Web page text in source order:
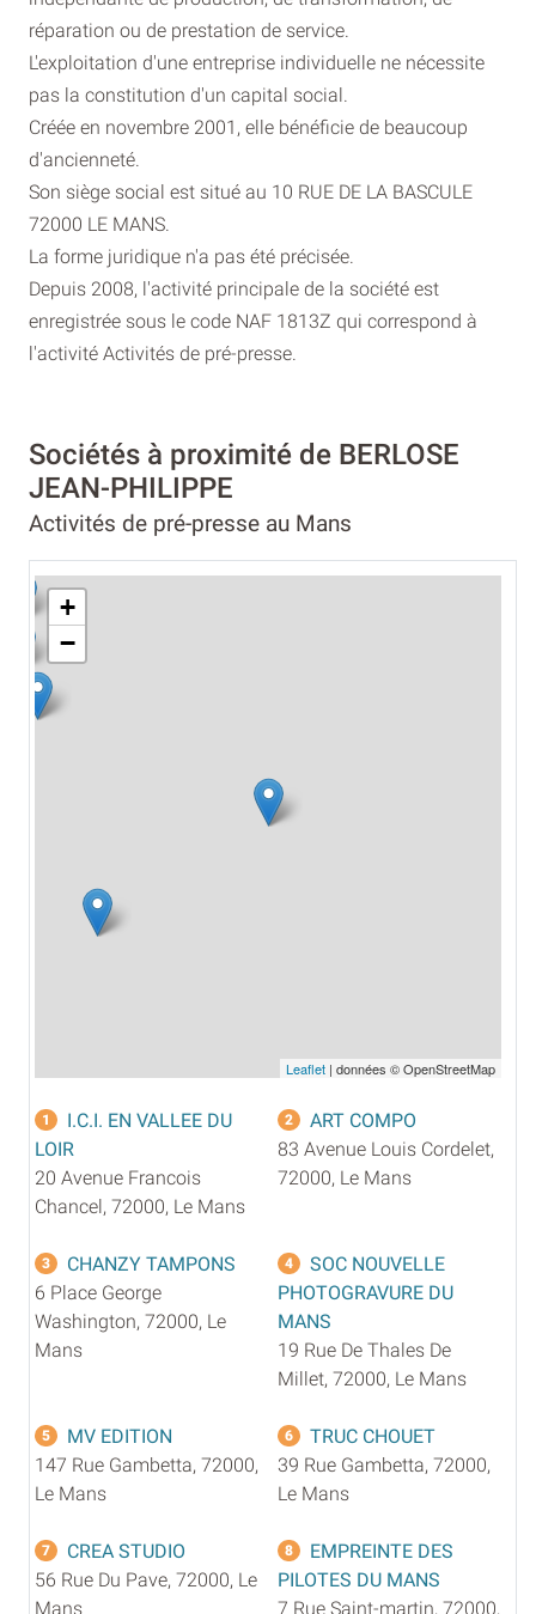
réparation ou de prestation de service.
L'exploitation d'une entreprise individuelle ne nécessite
pas la constitution d'un capital social.
Créée en novembre 2001, elle bénéficie de beaucoup
d'ancienneté.
Son siège social est situé au 10 RUE DE LA BASCULE
72000 LE MANS.
La forme juridique n'a pas été précisée.
Depuis 2008, l'activité principale de la société est
enregistrée sous le code NAF 1813Z qui correspond à
l'activité Activités de pré-presse.
Sociétés à proximité de BERLOSE
JEAN-PHILIPPE
Activités de pré-presse au Mans
+
−
Leaflet | données © OpenStreetMap
1
I.C.I. EN VALLEE DU
LOIR
20 Avenue Francois
Chancel, 72000, Le Mans
2
ART COMPO
83 Avenue Louis Cordelet,
72000, Le Mans
3
CHANZY TAMPONS
6 Place George
Washington, 72000, Le
Mans
4
SOC NOUVELLE
PHOTOGRAVURE DU
MANS
19 Rue De Thales De
Millet, 72000, Le Mans
5
MV EDITION
147 Rue Gambetta, 72000,
Le Mans
6
TRUC CHOUET
39 Rue Gambetta, 72000,
Le Mans
7
CREA STUDIO
56 Rue Du Pave, 72000, Le
Mans
8
EMPREINTE DES
PILOTES DU MANS
7 Rue Saint-martin, 72000,